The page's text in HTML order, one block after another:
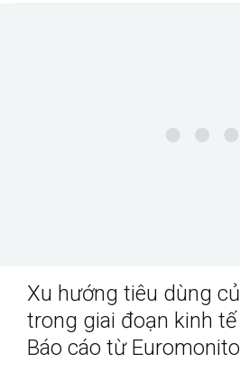
Xu hướng tiêu dùng
trong giai đoạn kinh
Báo cáo từ